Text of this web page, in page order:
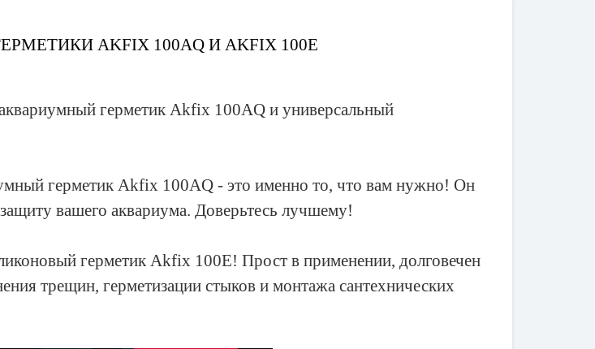
AKFIX 100AQ И AKFIX 100E
герметик Akfix 100AQ и универсальный
герметик Akfix 100AQ - это именно то, что вам нужно! Он
вашего аквариума. Доверьтесь лучшему!
герметик Akfix 100Е! Прост в применении, долговечен
трещин, герметизации стыков и монтажа сантехнических